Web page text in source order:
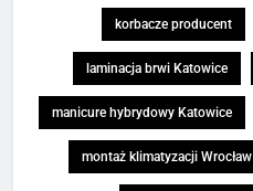
korbacze producent
laminacja brwi Katowice
manicure hybrydowy Katowice
montaż klimatyzacji Wrocław